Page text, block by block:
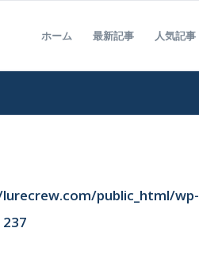
ホーム 最新記事 人気記事
public_html/wp-
237